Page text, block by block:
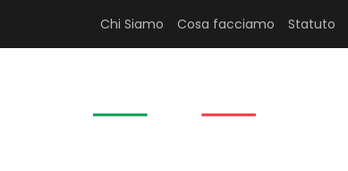
Chi Siamo Cosa facciamo Statuto